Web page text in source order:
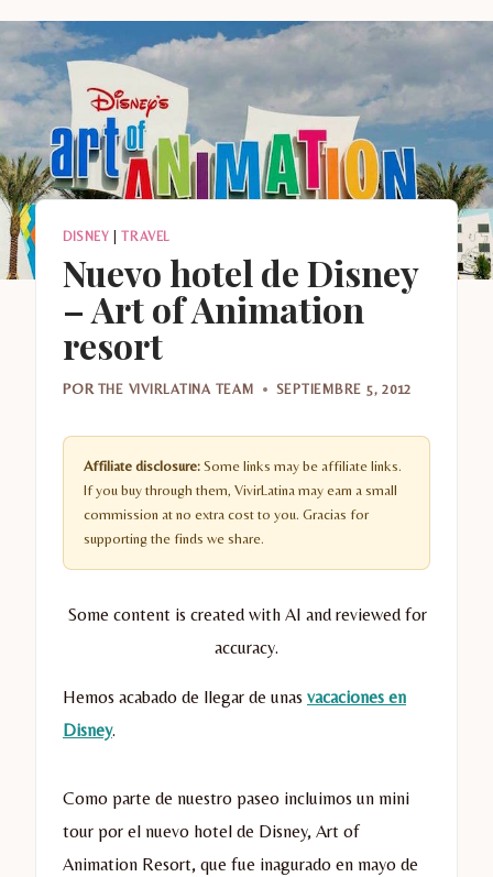
DISNEY |TRAVEL
Nuevo hotel de Disney
– Art of Animation
resort
POR THE VIVIRLATINA TEAM SEPTIEMBRE 5, 2012
Affiliate disclosure: Some links may be affiliate links.
If you buy through them, VivirLatina may earn a small
commission at no extra cost to you. Gracias for
supporting the finds we share.
Some content is created with AI and reviewed for
accuracy.
Hemos acabado de llegar de unas vacaciones en
Disney.
Como parte de nuestro paseo incluimos un mini
tour por el nuevo hotel de Disney, Art of
Animation Resort, que fue inagurado en mayo de